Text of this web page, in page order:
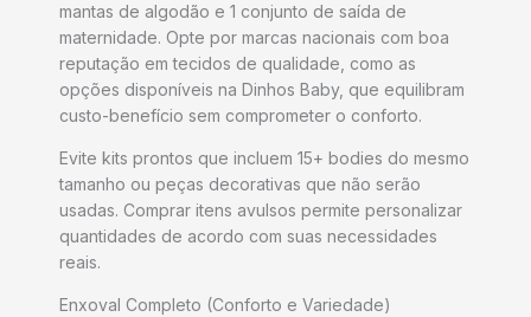
mantas de algodão e 1 conjunto de saída de
maternidade. Opte por marcas nacionais com boa
reputação em tecidos de qualidade, como as
opções disponíveis na Dinhos Baby, que equilibram
custo-benefício sem comprometer o conforto.
Evite kits prontos que incluem 15+ bodies do mesmo
tamanho ou peças decorativas que não serão
usadas. Comprar itens avulsos permite personalizar
quantidades de acordo com suas necessidades
reais.
Enxoval Completo (Conforto e Variedade)